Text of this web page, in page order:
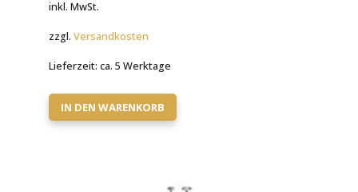
inkl. MwSt.
zzgl. Versandkosten
Lieferzeit: ca. 5 Werktage
IN DEN WARENKORB